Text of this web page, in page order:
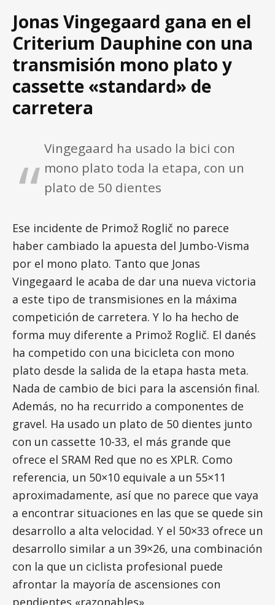
Jonas Vingegaard gana en el
Criterium Dauphine con una
transmisión mono plato y
cassette «standard» de
carretera
Vingegaard ha usado la bici con
mono plato toda la etapa, con un
plato de 50 dientes
Ese incidente de Primož Roglič no parece
haber cambiado la apuesta del Jumbo-Visma
por el mono plato. Tanto que Jonas
Vingegaard le acaba de dar una nueva victoria
a este tipo de transmisiones en la máxima
competición de carretera. Y lo ha hecho de
forma muy diferente a Primož Roglič. El danés
ha competido con una bicicleta con mono
plato desde la salida de la etapa hasta meta.
Nada de cambio de bici para la ascensión final.
Además, no ha recurrido a componentes de
gravel. Ha usado un plato de 50 dientes junto
con un cassette 10-33, el más grande que
ofrece el SRAM Red que no es XPLR. Como
referencia, un 50×10 equivale a un 55×11
aproximadamente, así que no parece que vaya
a encontrar situaciones en las que se quede sin
desarrollo a alta velocidad. Y el 50×33 ofrece un
desarrollo similar a un 39×26, una combinación
con la que un ciclista profesional puede
afrontar la mayoría de ascensiones con